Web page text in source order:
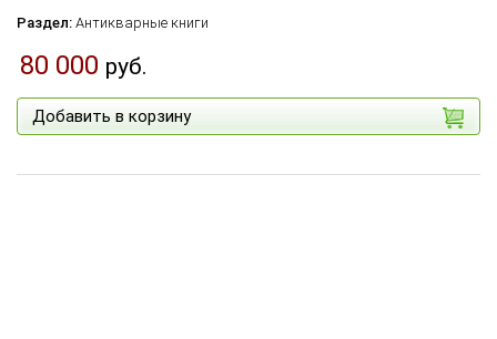
Раздел: Антикварные книги
80 000 руб.
Добавить в корзину